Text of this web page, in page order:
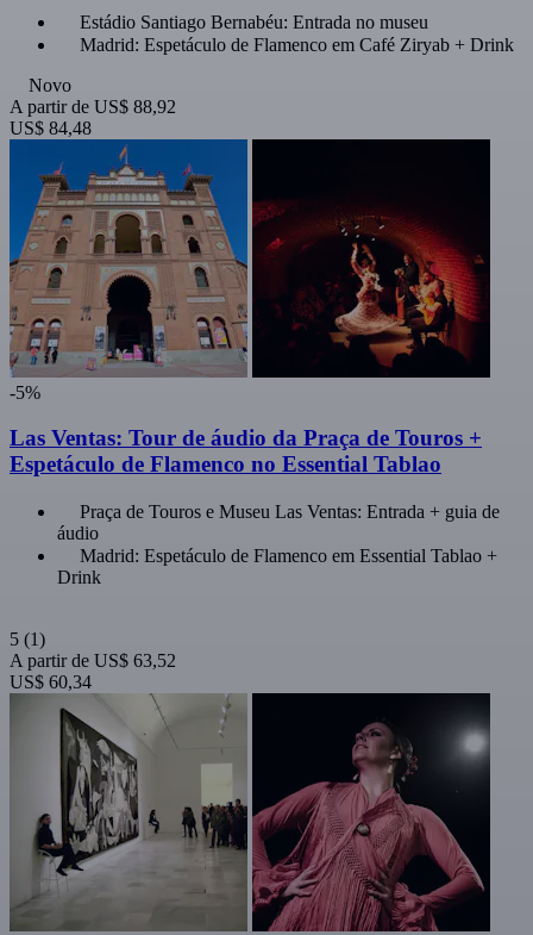
Estádio Santiago Bernabéu: Entrada no museu
Madrid: Espetáculo de Flamenco em Café Ziryab + Drink
Novo
A partir de US$ 88,92
US$ 84,48
-5%
Las Ventas: Tour de áudio da Praça de Touros +
Espetáculo de Flamenco no Essential Tablao
Praça de Touros e Museu Las Ventas: Entrada + guia de
áudio
Madrid: Espetáculo de Flamenco em Essential Tablao +
Drink
5 (1)
A partir de US$ 63,52
US$ 60,34